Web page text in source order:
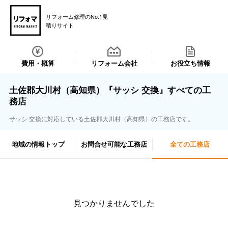
リフォーム修理のNo.1見
積りサイト
費用・概算 リフォーム会社 お役立ち情報
土佐郡大川村（高知県）『サッシ 交換』すべての工
務店
サッシ 交換に対応している土佐郡大川村（高知県）の工務店です。
地域の情報トップ お問合せ可能な工務店 全ての工務店
見つかりませんでした